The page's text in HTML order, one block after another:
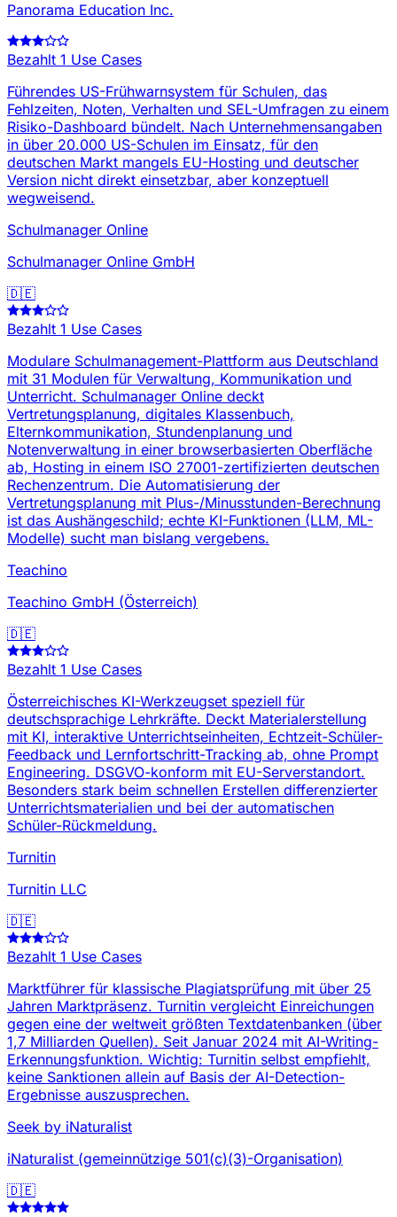
Panorama Education Inc.
Bezahlt 1 Use Cases
Führendes US-Frühwarnsystem für Schulen, das
Fehlzeiten, Noten, Verhalten und SEL-Umfragen zu einem
Risiko-Dashboard bündelt. Nach Unternehmensangaben
in über 20.000 US-Schulen im Einsatz, für den
deutschen Markt mangels EU-Hosting und deutscher
Version nicht direkt einsetzbar, aber konzeptuell
wegweisend.
Schulmanager Online
Schulmanager Online GmbH
🇩🇪
Bezahlt 1 Use Cases
Modulare Schulmanagement-Plattform aus Deutschland
mit 31 Modulen für Verwaltung, Kommunikation und
Unterricht. Schulmanager Online deckt
Vertretungsplanung, digitales Klassenbuch,
Elternkommunikation, Stundenplanung und
Notenverwaltung in einer browserbasierten Oberfläche
ab, Hosting in einem ISO 27001-zertifizierten deutschen
Rechenzentrum. Die Automatisierung der
Vertretungsplanung mit Plus-/Minusstunden-Berechnung
ist das Aushängeschild; echte KI-Funktionen (LLM, ML-
Modelle) sucht man bislang vergebens.
Teachino
Teachino GmbH (Österreich)
🇩🇪
Bezahlt 1 Use Cases
Österreichisches KI-Werkzeugset speziell für
deutschsprachige Lehrkräfte. Deckt Materialerstellung
mit KI, interaktive Unterrichtseinheiten, Echtzeit-Schüler-
Feedback und Lernfortschritt-Tracking ab, ohne Prompt
Engineering. DSGVO-konform mit EU-Serverstandort.
Besonders stark beim schnellen Erstellen differenzierter
Unterrichtsmaterialien und bei der automatischen
Schüler-Rückmeldung.
Turnitin
Turnitin LLC
🇩🇪
Bezahlt 1 Use Cases
Marktführer für klassische Plagiatsprüfung mit über 25
Jahren Marktpräsenz. Turnitin vergleicht Einreichungen
gegen eine der weltweit größten Textdatenbanken (über
1,7 Milliarden Quellen). Seit Januar 2024 mit AI-Writing-
Erkennungsfunktion. Wichtig: Turnitin selbst empfiehlt,
keine Sanktionen allein auf Basis der AI-Detection-
Ergebnisse auszusprechen.
Seek by iNaturalist
iNaturalist (gemeinnützige 501(c)(3)-Organisation)
🇩🇪